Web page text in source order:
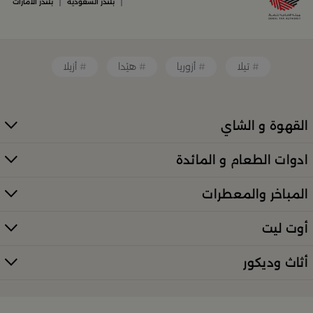
قطع أثاث صغيرة وأكسسوارات مبتكرة
معطرات وإضاءات تضفي أجواءً فريدة في المكان
العصري والأناقة العملية. تصفّح الأقسام الكاملة عبر:
تسوقي أدوات تقديم وضيافة راقية في
إذا كنتِ تبحثين عن أدوات تقديم مميزة لإفطار العائلة أو
تيلا أزوريا هيْدا أزيلا
القهوة و الشاي
ادوات الطعام و المائدة
المباخر والمعطرات
أوت ليت
أثاث وديكور